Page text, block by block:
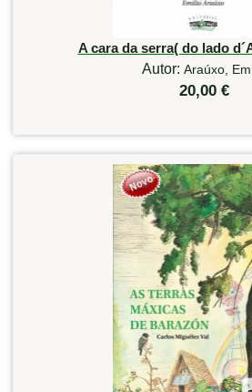
A cara da serra( do lado
Autor: Araúxo,
20,00 €